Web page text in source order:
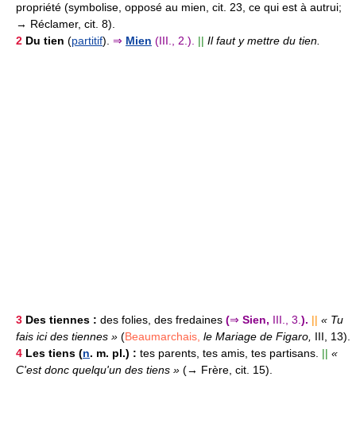
propriété (symbolise, opposé au mien, cit. 23, ce qui est à autrui;
→ Réclamer, cit. 8).
2 Du tien (partitif). ⇒ Mien (III., 2.). || Il faut y mettre du tien.
3 Des tiennes : des folies, des fredaines (⇒ Sien, III., 3.). || « Tu
fais ici des tiennes » (Beaumarchais, le Mariage de Figaro, III, 13).
4 Les tiens (n. m. pl.) : tes parents, tes amis, tes partisans. || «
C'est donc quelqu'un des tiens » (→ Frère, cit. 15).